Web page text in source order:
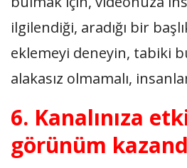
ilgilendiği, aradığı bir
eklemeyi deneyin, tabiki
alakasız olmamalı,
6. Kanalınıza
görünüm